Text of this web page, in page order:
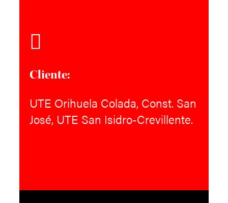
Cliente:
UTE Orihuela Colada, Const. San
José, UTE San Isidro-Crevillente.